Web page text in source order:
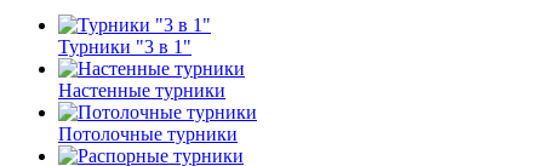
Турники "3 в 1"
Настенные турники
Потолочные турники